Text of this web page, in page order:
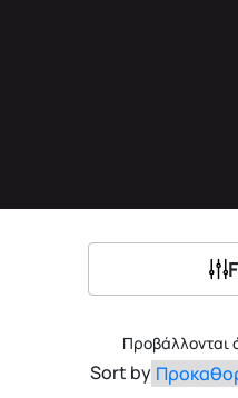
Προβάλλονται
Sort by